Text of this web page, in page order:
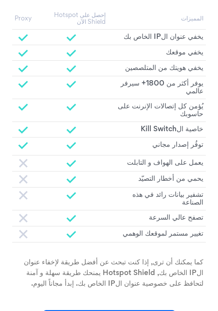
المميزات
إحصل على Hotspot
Shield الآن
Proxy
يخفي عنوان الIP الخاص بك
يخفي موقعك
يخفي هويتك من المتلصصين
يوفر أكثر من 1800+ سيرفر
عالمي
يُؤمن كل إتصالات الإنرنت على
حاسوبك
خاصية الKill Switch
توفُر إصدار مجاني
يعمل على الهواف و التابلت
يحمي من أخطار التصيّد
تشفير بيانات رائد في هذه
الصناعة
تصفح عالي السرعة
تغيير مستمر لموقعك الوهمي
كما يمكنك أن ترى, إذا كنت تبحث عن أفضل طريقة لإخفاء عنوان
الIP الخاص بك, Hotspot Shield يمنحك طريقة سهلة و آمنة
لتحافظ على خصوصية عنوان الIP الخاص بك. إبدأ مجاناً اليوم.